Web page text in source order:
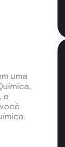
uma
e